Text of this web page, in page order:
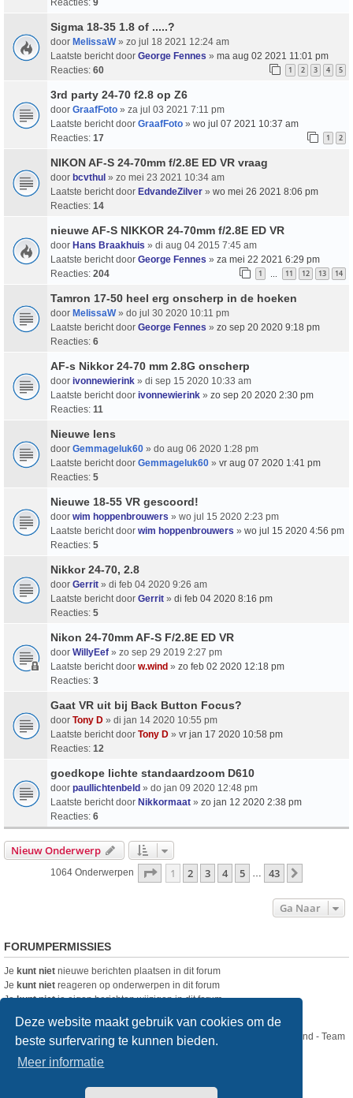
Deze website maakt gebruik van cookies om de
beste surfervaring te kunnen bieden.
Meer informatie
Sigma 18-35 1.8 of .....?
door MelissaW» zo jul 18 2021 12:24 am
Laatste bericht door George Fennes » ma aug 02 2021 11:01 pm
Reacties: 60 1 2 3 4 5
3rd party 24-70 f2.8 op Z6
door GraafFoto » za jul 03 2021 7:11 pm
Laatste bericht door GraafFoto » wo jul 07 2021 10:37 am
Reacties: 17 1 2
NIKON AF-S 24-70mm f/2.8E ED VR vraag
door bcvthul » zo mei 23 2021 10:34 am
Laatste bericht door EdvandeZilver » wo mei 26 2021 8:06 pm
Reacties: 14
nieuwe AF-S NIKKOR 24-70mm f/2.8E ED VR
door Hans Braakhuis » di aug 04 2015 7:45 am
Laatste bericht door George Fennes » za mei 22 2021 6:29 pm
Reacties: 204 1 … 11 12 13 14
Tamron 17-50 heel erg onscherp in de hoeken
door MelissaW» do jul 30 2020 10:11 pm
Laatste bericht door George Fennes » zo sep 20 2020 9:18 pm
Reacties: 6
AF-s Nikkor 24-70 mm 2.8G onscherp
door ivonnewierink » di sep 15 2020 10:33 am
Laatste bericht door ivonnewierink » zo sep 20 2020 2:30 pm
Reacties: 11
Nieuwe lens
door Gemmageluk60 » do aug 06 2020 1:28 pm
Laatste bericht door Gemmageluk60 » vr aug 07 2020 1:41 pm
Reacties: 5
Nieuwe 18-55 VR gescoord!
door wim hoppenbrouwers » wo jul 15 2020 2:23 pm
Laatste bericht door wim hoppenbrouwers » wo jul 15 2020 4:56 pm
Reacties: 5
Nikkor 24-70, 2.8
door Gerrit » di feb 04 2020 9:26 am
Laatste bericht door Gerrit » di feb 04 2020 8:16 pm
Reacties: 5
Nikon 24-70mm AF-S F/2.8E ED VR
door WillyEef » zo sep 29 2019 2:27 pm
Laatste bericht door w.wind » zo feb 02 2020 12:18 pm
Reacties: 3
Gaat VR uit bij Back Button Focus?
door Tony D » di jan 14 2020 10:55 pm
Laatste bericht door Tony D » vr jan 17 2020 10:58 pm
Reacties: 12
goedkope lichte standaardzoom D610
door paullichtenbeld » do jan 09 2020 12:48 pm
Laatste bericht door Nikkormaat » zo jan 12 2020 2:38 pm
Reacties: 6
Nieuw Onderwerp
1064 Onderwerpen Pagina Van43
1 2 3 4 5 43
Ga Naar
FORUMPERMISSIES
Je kunt niet nieuwe berichten plaatsen in dit forum
Je kunt niet reageren op onderwerpen in dit forum
Jekunt nietje eigen berichten wijzigen in dit forum
Nikon Club Nederland - Team
Forum
Copyright © Nikon Club Nederland 2023